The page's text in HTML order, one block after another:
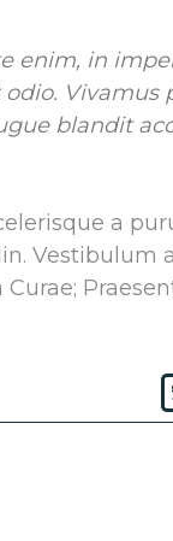
enim, in
odio. Vivamus
blandit
a
Vestibulum